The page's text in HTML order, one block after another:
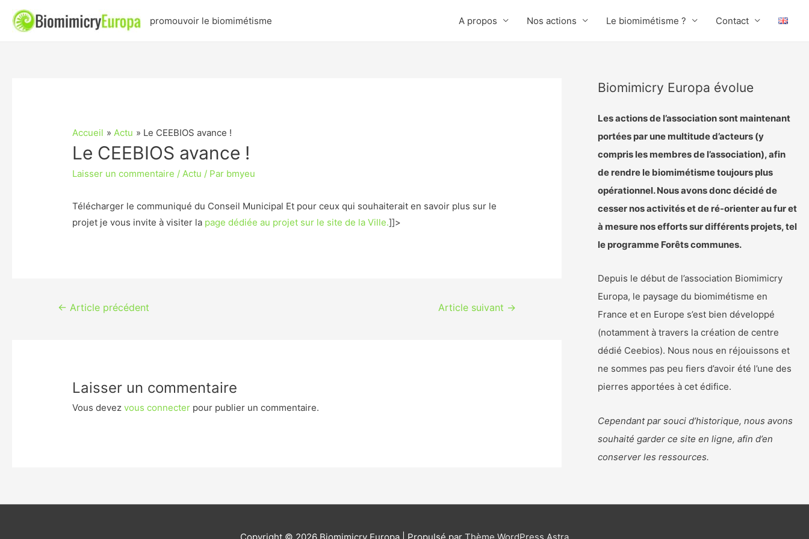
promouvoir le biomimétisme A propos Nos actions Le biomimétisme ? Contact
Accueil Actu Le CEEBIOS avance !
Le CEEBIOS avance !
Laisser un commentaire /Actu / Par bmyeu
Télécharger le communiqué du Conseil Municipal Et pour ceux qui souhaiterait en savoir plus sur le
projet je vous invite à visiter la page dédiée au projet sur le site de la Ville.]]>
Navigation
← Article précédent Article suivant →
Laisser un commentaire
Vous devezvous connecter pour publier un commentaire.
Biomimicry Europa évolue
Les actions de l’association sont maintenant
portées par une multitude d’acteurs (y
compris les membres de l’association), afin
de rendre le biomimétisme toujours plus
opérationnel. Nous avons donc décidé de
cesser nos activités et de ré-orienter au fur et
à mesure nos efforts sur différents projets, tel
le programme Forêts communes.
Depuis le début de l’association Biomimicry
Europa, le paysage du biomimétisme en
France et en Europe s’est bien développé
(notamment à travers la création de centre
dédié Ceebios). Nous nous en réjouissons et
ne sommes pas peu fiers d’avoir été l’une des
pierres apportées à cet édifice.
Cependant par souci d’historique, nous avons
souhaité garder ce site en ligne, afin d’en
conserver les ressources.